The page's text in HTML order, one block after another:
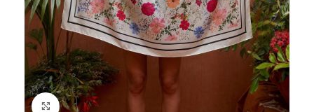
Spustelėkite, jei norite padidinti